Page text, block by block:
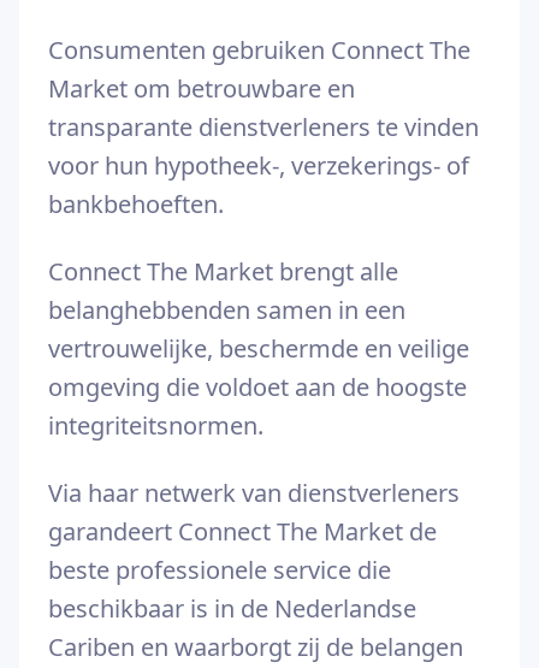
Consumenten gebruiken Connect The
Market om betrouwbare en
transparante dienstverleners te vinden
voor hun hypotheek-, verzekerings- of
bankbehoeften.
Connect The Market brengt alle
belanghebbenden samen in een
vertrouwelijke, beschermde en veilige
omgeving die voldoet aan de hoogste
integriteitsnormen.
Via haar netwerk van dienstverleners
garandeert Connect The Market de
beste professionele service die
beschikbaar is in de Nederlandse
Cariben en waarborgt zij de belangen